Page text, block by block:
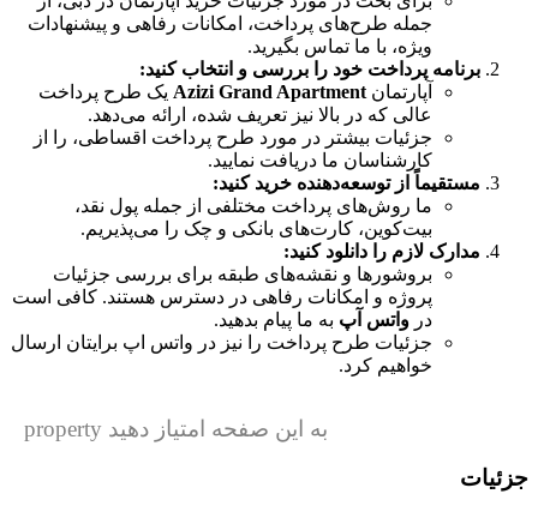
جمله طرح‌های پرداخت، امکانات رفاهی و پیشنهادات
ویژه، با ما تماس بگیرید.
برنامه پرداخت خود را بررسی و انتخاب کنید:
آپارتمان Azizi Grand Apartment یک طرح پرداخت
عالی که در بالا نیز تعریف شده، ارائه می‌دهد.
جزئیات بیشتر در مورد طرح پرداخت اقساطی، را از
کارشناسان ما دریافت نمایید.
مستقیماً از توسعه‌دهنده خرید کنید:
ما روش‌های پرداخت مختلفی از جمله پول نقد،
بیت‌کوین، کارت‌های بانکی و چک را می‌پذیریم.
مدارک لازم را دانلود کنید:
بروشورها و نقشه‌های طبقه برای بررسی جزئیات
پروژه و امکانات رفاهی در دسترس هستند. کافی است
در واتس آپ به ما پیام بدهید.
جزئیات طرح پرداخت را نیز در واتس اپ برایتان ارسال
خواهیم کرد.
به این صفحه امتیاز دهید property
جزئیات